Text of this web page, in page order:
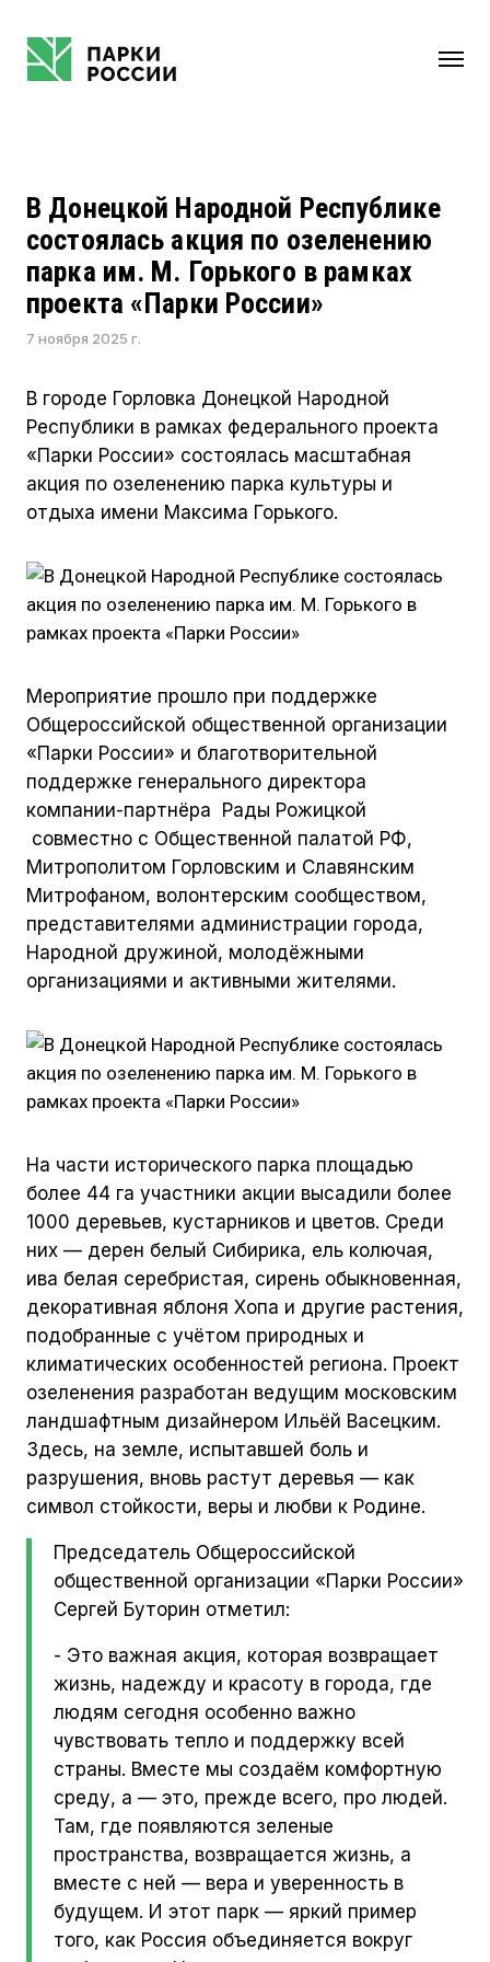
НАПРАВЛЕНИЯ
КОМПЛЕКСНОЕ РАЗВИТИЕ ТЕРРИТОРИЙ
КРЕАТИВНЫЕ ИНДУСТРИИ
ГОСУДАРСТВЕННО-ЧАСТНОЕ
ПАРТНЕРСТВО
СТРАТЕГИИ РАЗВИТИЯ ОБЩЕСТВЕННЫХ
ПРОСТРАНСТВ
УМНЫЙ ПАРК
РЕКЛАМНЫЕ ИНТЕГРАЦИИ И
МАРКЕТИНГ
ТЕХНОЛОГИИ
ЗДОРОВЫЙ ПАРК
ИННОВАЦИОННЫЙ ДЕВЕЛОПМЕНТ
ИНФОРМАЦИЯ
ПРИМЕРЫ
НОВОСТИ
ПАРТНЕРЫ
КОНТАКТЫ
8 (800) 333 20 26
service@parkirussia.ru
В Донецкой Народной Республике
состоялась акция по озеленению
парка им. М. Горького в рамках
проекта «Парки России»
7 ноября 2025 г.
В городе Горловка Донецкой Народной
Республики в рамках федерального проекта
«Парки России» состоялась масштабная
акция по озеленению парка культуры и
отдыха имени Максима Горького.
Мероприятие прошло при поддержке
Общероссийской общественной организации
«Парки России» и благотворительной
поддержке генерального директора
компании-партнёра Рады Рожицкой
совместно с Общественной палатой РФ,
Митрополитом Горловским и Славянским
Митрофаном, волонтерским сообществом,
представителями администрации города,
Народной дружиной, молодёжными
организациями и активными жителями.
На части исторического парка площадью
более 44 га участники акции высадили более
1000 деревьев, кустарников и цветов. Среди
них — дерен белый Сибирика, ель колючая,
ива белая серебристая, сирень обыкновенная,
декоративная яблоня Хопа и другие растения,
подобранные с учётом природных и
климатических особенностей региона. Проект
озеленения разработан ведущим московским
ландшафтным дизайнером Ильёй Васецким.
Здесь, на земле, испытавшей боль и
разрушения, вновь растут деревья — как
символ стойкости, веры и любви к Родине.
Председатель Общероссийской
общественной организации «Парки России»
Сергей Буторин отметил:
- Это важная акция, которая возвращает
жизнь, надежду и красоту в города, где
людям сегодня особенно важно
чувствовать тепло и поддержку всей
страны. Вместе мы создаём комфортную
среду, а — это, прежде всего, про людей.
Там, где появляются зеленые
пространства, возвращается жизнь, а
вместе с ней — вера и уверенность в
будущем. И этот парк — яркий пример
того, как Россия объединяется вокруг